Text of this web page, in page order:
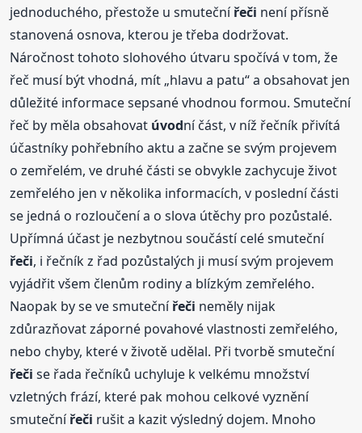
jednoduchého, přestože u smutečnířeči není přísně
stanovená osnova, kterou je třeba dodržovat.
Náročnost tohoto slohového útvaru spočívá v tom, že
řeč musí být vhodná, mít „hlavu a patu“ a obsahovat jen
důležité informace sepsané vhodnou formou. Smuteční
řeč by měla obsahovat úvodní část, v níž řečník přivítá
účastníky pohřebního aktu a začne se svým projevem
o zemřelém, ve druhé části se obvykle zachycuje život
zemřelého jen v několika informacích, v poslední části
se jedná o rozloučení a o slova útěchy pro pozůstalé.
Upřímná účast je nezbytnou součástí celé smuteční
řeči, i řečník z řad pozůstalých ji musí svým projevem
vyjádřit všem členům rodiny a blízkým zemřelého.
Naopak by se ve smutečnířeči neměly nijak
zdůrazňovat záporné povahové vlastnosti zemřelého,
nebo chyby, které v životě udělal. Při tvorbě smuteční
řeči se řada řečníků uchyluje k velkému množství
vzletných frází, které pak mohou celkové vyznění
smutečnířeči rušit a kazit výsledný dojem. Mnoho